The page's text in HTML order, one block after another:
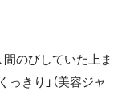
間のびしていた上ま
きり」（美容ジャ